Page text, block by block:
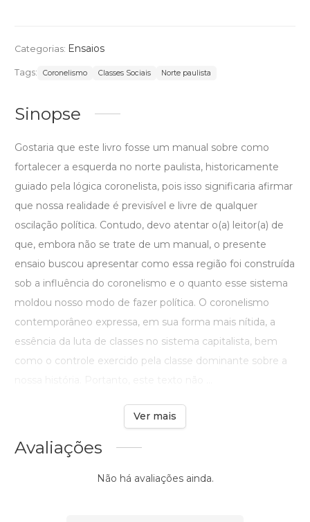
Categorias: Ensaios
Tags: Coronelismo Classes Sociais Norte paulista
Sinopse
Gostaria que este livro fosse um manual sobre como
fortalecer a esquerda no norte paulista, historicamente
guiado pela lógica coronelista, pois isso significaria afirmar
que nossa realidade é previsível e livre de qualquer
oscilação política. Contudo, devo atentar o(a) leitor(a) de
que, embora não se trate de um manual, o presente
ensaio buscou apresentar como essa região foi construída
sob a influência do coronelismo e o quanto esse sistema
moldou nosso modo de fazer política. O coronelismo
contemporâneo expressa, em sua forma mais nítida, a
essência da luta de classes no sistema capitalista, bem
como o controle exercido pela classe dominante sobre a
Ver mais
Avaliações
Não há avaliações ainda.